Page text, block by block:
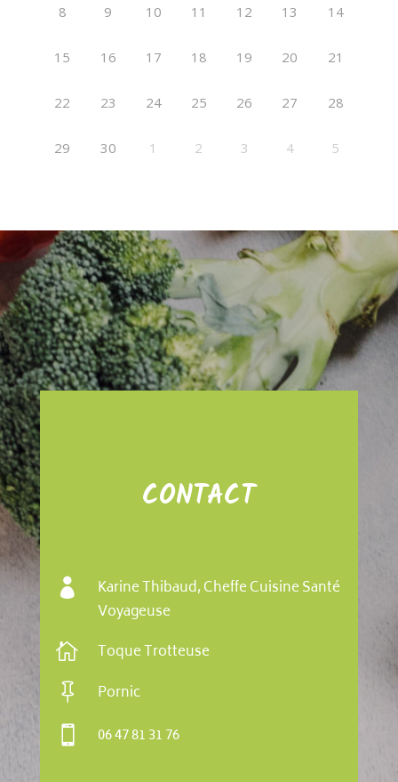
8 9 10 11 12 13 14
15 16 17 18 19 20 21
22 23 24 25 26 27 28
29 30 1 2 3 4 5
CONTACT

Karine Thibaud, Cheffe Cuisine Santé
Voyageuse
 Toque Trotteuse
 Pornic
 06 47 81 31 76